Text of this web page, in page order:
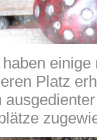
Platz